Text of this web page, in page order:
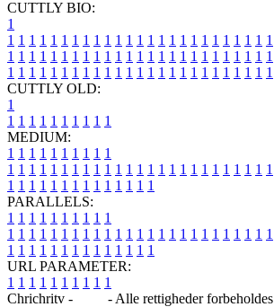
CUTTLY BIO:
1
1 1 1 1 1 1 1 1 1 1 1 1 1 1 1 1 1 1 1 1 1 1 1 1 1
1 1 1 1 1 1 1 1 1 1 1 1 1 1 1 1 1 1 1 1 1 1 1 1 1
1 1 1 1 1 1 1 1 1 1 1 1 1 1 1 1 1 1 1 1 1 1 1 1 1
CUTTLY OLD:
1
1 1 1 1 1 1 1 1 1 1
MEDIUM:
1 1 1 1 1 1 1 1 1 1
1 1 1 1 1 1 1 1 1 1 1 1 1 1 1 1 1 1 1 1 1 1 1 1 1
1 1 1 1 1 1 1 1 1 1 1 1 1 1
PARALLELS:
1 1 1 1 1 1 1 1 1 1
1 1 1 1 1 1 1 1 1 1 1 1 1 1 1 1 1 1 1 1 1 1 1 1 1
1 1 1 1 1 1 1 1 1 1 1 1 1 1
URL PARAMETER:
1 1 1 1 1 1 1 1 1 1
Chrichritv -
- Alle rettigheder forbeholdes